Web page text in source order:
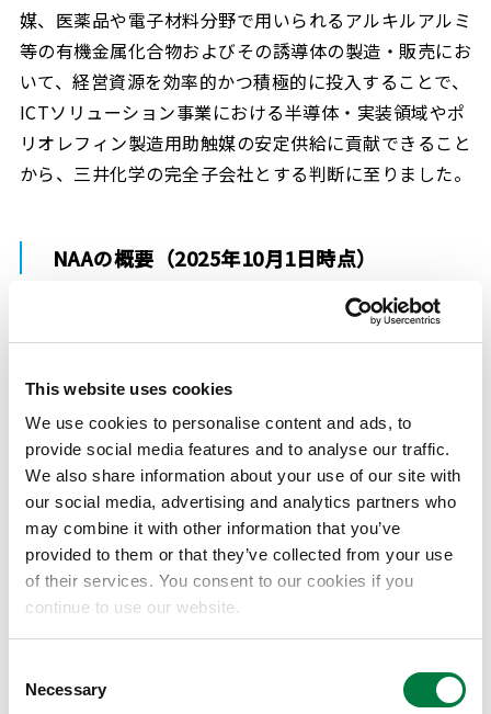
This website uses cookies
We use cookies to personalise content and ads, to
provide social media features and to analyse our traffic.
We also share information about your use of our site with
our social media, advertising and analytics partners who
may combine it with other information that you’ve
provided to them or that they’ve collected from your use
of their services. You consent to our cookies if you
continue to use our website.
Selection
Necessary
媒、医薬品や電子材料分野で用いられるアルキルアルミ
等の有機金属化合物およびその誘導体の製造・販売にお
いて、経営資源を効率的かつ積極的に投入することで、
ICTソリューション事業における半導体・実装領域やポ
リオレフィン製造用助触媒の安定供給に貢献できること
から、三井化学の完全子会社とする判断に至りました。
NAAの概要（2025年10月1日時点）
日本アルキルアルミ株式会社
設立
1968年8月
本社
〒100-0011 東京都千代田区内幸町二丁目2番2
号 富国生命ビル16階